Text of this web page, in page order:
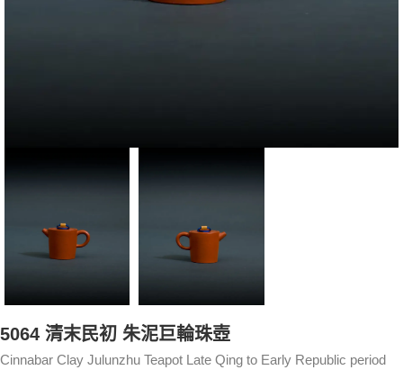
5064 清末民初 朱泥巨輪珠壺
Cinnabar Clay Julunzhu Teapot Late Qing to Early Republic period